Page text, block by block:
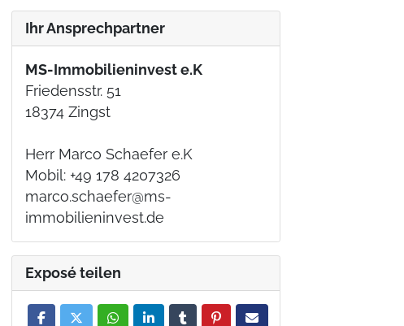
Ihr Ansprechpartner
MS-Immobilieninvest e.K
Friedensstr. 51
18374 Zingst
Herr Marco Schaefer e.K
Mobil: +49 178 4207326
marco.schaefer@ms-
immobilieninvest.de
Exposé teilen